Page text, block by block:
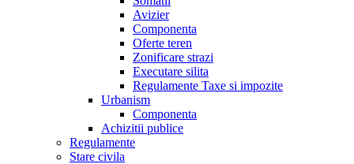
Avizier
Componenta
Oferte teren
Zonificare strazi
Executare silita
Regulamente Taxe si impozite
Urbanism
Componenta
Achizitii publice
Regulamente
Stare civila